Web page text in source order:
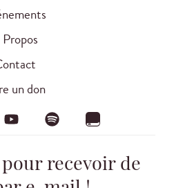
un don
recevoir de